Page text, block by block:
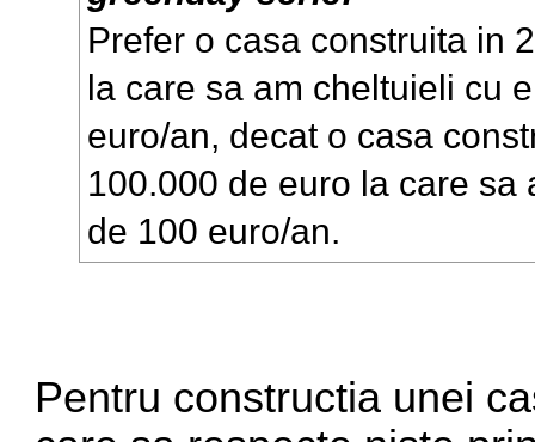
Prefer o casa construita in
la care sa am cheltuieli cu
euro/an, decat o casa
100.000 de euro la care
de 100 euro/an.
Pentru constructia unei